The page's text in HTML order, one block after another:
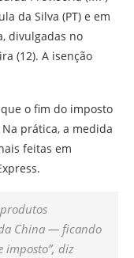
da Silva (PT) e em
divulgadas no
(12). A isenção
o fim do imposto
prática, a medida
feitas em
China — ficando
imposto”, diz